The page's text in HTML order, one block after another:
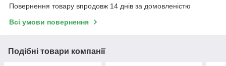
Повернення товару впродовж 14 днів за домовленістю
Всі умови повернення
Подібні товари компанії